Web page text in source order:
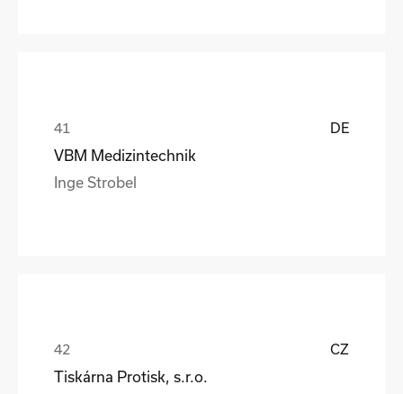
DE
VBM Medizintechnik
Inge Strobel
CZ
Tiskárna Protisk, s.r.o.